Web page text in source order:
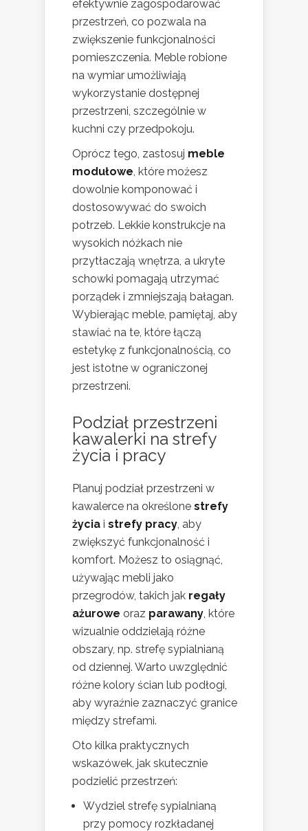
efektywnie zagospodarować
przestrzeń, co pozwala na
zwiększenie funkcjonalności
pomieszczenia. Meble robione
na wymiar umożliwiają
wykorzystanie dostępnej
przestrzeni, szczególnie w
kuchni czy przedpokoju.
Oprócz tego, zastosuj meble
modułowe, które możesz
dowolnie komponować i
dostosowywać do swoich
potrzeb. Lekkie konstrukcje na
wysokich nóżkach nie
przytłaczają wnętrza, a ukryte
schowki pomagają utrzymać
porządek i zmniejszają bałagan.
Wybierając meble, pamiętaj, aby
stawiać na te, które łączą
estetykę z funkcjonalnością, co
jest istotne w ograniczonej
przestrzeni.
Podział przestrzeni
kawalerki na strefy
życia i pracy
Planuj podział przestrzeni w
kawalerce na określone strefy
życia i strefy pracy, aby
zwiększyć funkcjonalność i
komfort. Możesz to osiągnąć,
używając mebli jako
przegrodów, takich jak regały
ażurowe oraz parawany, które
wizualnie oddzielają różne
obszary, np. strefę sypialnianą
od dziennej. Warto uwzględnić
różne kolory ścian lub podłogi,
aby wyraźnie zaznaczyć granice
między strefami.
Oto kilka praktycznych
wskazówek, jak skutecznie
podzielić przestrzeń:
Wydziel strefę sypialnianą
przy pomocy rozkładanej